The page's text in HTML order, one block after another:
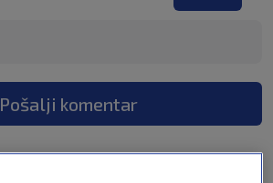
Pošalji komentar